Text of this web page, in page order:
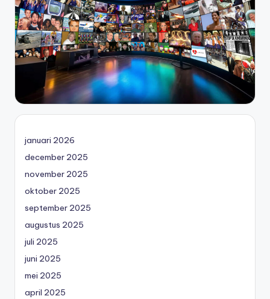
januari 2026
december 2025
november 2025
oktober 2025
september 2025
augustus 2025
juli 2025
juni 2025
mei 2025
april 2025